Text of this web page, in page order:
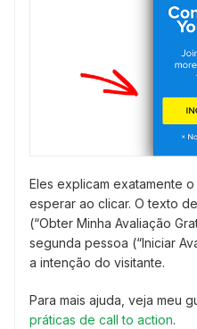
Eles explicam exatamente
esperar ao clicar. O texto
(“Obter Minha Avaliação
segunda pessoa (“Iniciar
a intenção do visitante.
Para mais ajuda, veja meu
práticas de call to action.